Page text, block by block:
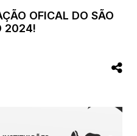
OFICAL DO SÃO
2024!